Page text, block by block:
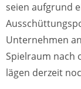
seien aufgrund
Unternehmen
Spielraum nach
lägen derzeit